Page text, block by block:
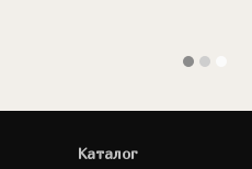
Каталог